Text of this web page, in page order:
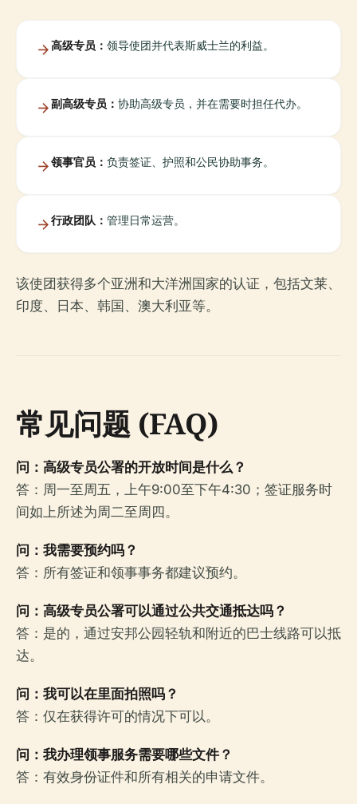
高级专员： 领导使团并代表斯威士兰的利益。
副高级专员： 协助高级专员，并在需要时担任代办。
领事官员： 负责签证、护照和公民协助事务。
行政团队： 管理日常运营。
该使团获得多个亚洲和大洋洲国家的认证，包括文莱、
印度、日本、韩国、澳大利亚等。
常见问题 (FAQ)
问：高级专员公署的开放时间是什么？
答：周一至周五，上午9:00至下午4:30；签证服务时
间如上所述为周二至周四。
问：我需要预约吗？
答：所有签证和领事事务都建议预约。
问：高级专员公署可以通过公共交通抵达吗？
答：是的，通过安邦公园轻轨和附近的巴士线路可以抵
达。
问：我可以在里面拍照吗？
答：仅在获得许可的情况下可以。
问：我办理领事服务需要哪些文件？
答：有效身份证件和所有相关的申请文件。